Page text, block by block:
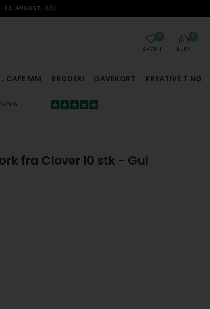
AUGUST. 🇩🇰
0
KURV
0
FAVORIT
, CAFE MM BRODERI GAVEKORT KREATIVE TING
fra Clover 10 stk - Gul